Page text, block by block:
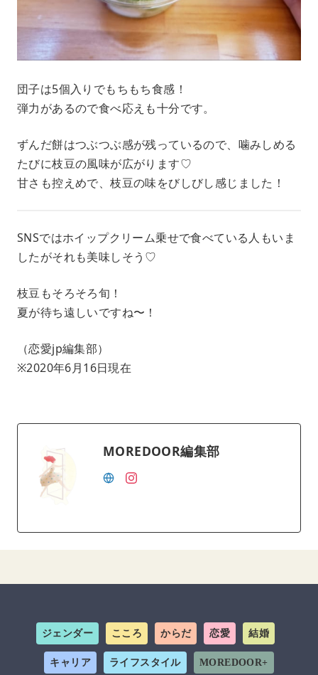
団子は5個入りでもちもち食感！
弾力があるので食べ応えも十分です。
ずんだ餅はつぶつぶ感が残っているので、噛みしめる
たびに枝豆の風味が広がります♡
甘さも控えめで、枝豆の味をびしびし感じました！
SNSではホイップクリーム乗せで食べている人もいま
したがそれも美味しそう♡
枝豆もそろそろ旬！
夏が待ち遠しいですね〜！
（恋愛jp編集部）
※2020年6月16日現在
MOREDOOR編集部
ジェンダー こころ からだ 恋愛 結婚
キャリア ライフスタイル MOREDOOR+